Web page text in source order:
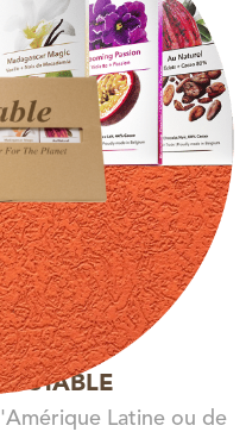
Latine ou de